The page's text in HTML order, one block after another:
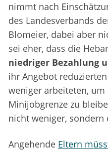
nimmt nach
des Landesverbands
Blomeier, dabei aber
sei eher, dass die
niedriger Bezahlung
ihr Angebot
weniger arbeiteten,
Minijobgrenze zu
nicht weniger, sondern
Angehende Eltern